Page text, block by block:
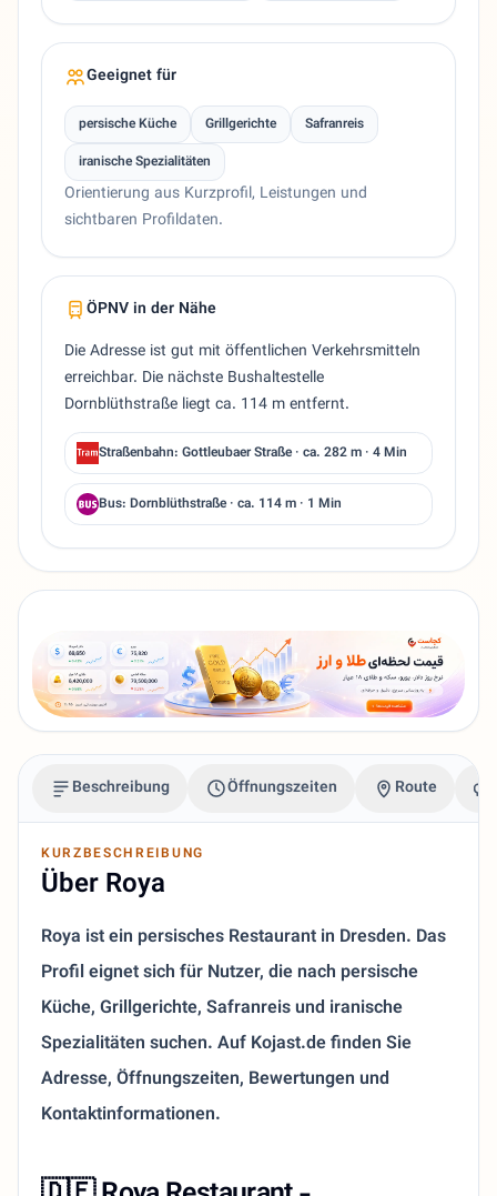
Geeignet für
persische Küche Grillgerichte
Safranreis
iranische Spezialitäten
Orientierung aus Kurzprofil, Leistungen und
sichtbaren Profildaten.
ÖPNV in der Nähe
Die Adresse ist gut mit öffentlichen Verkehrsmitteln
erreichbar. Die nächste Bushaltestelle
Dornblüthstraße liegt ca. 114 m entfernt.
Straßenbahn: Gottleubaer Straße · ca. 282 m · 4 Min
Bus: Dornblüthstraße · ca. 114 m · 1 Min
Beschreibung Öffnungszeiten Route
KURZBESCHREIBUNG
Über Roya
Roya ist ein persisches Restaurant in Dresden. Das
Profil eignet sich für Nutzer, die nach persische
Küche, Grillgerichte, Safranreis und iranische
Spezialitäten suchen. Auf Kojast.de finden Sie
Adresse, Öffnungszeiten, Bewertungen und
Kontaktinformationen.